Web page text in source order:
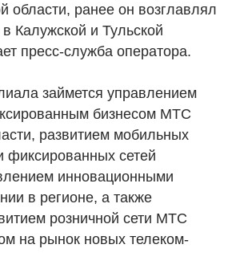
области, ранее он возглавлял
Калужской и Тульской
пресс-служба оператора.
займется управлением
бизнесом МТС
развитием мобильных
фиксированных сетей
инновационными
в регионе, а также
розничной сети МТС
на рынок новых телеком-